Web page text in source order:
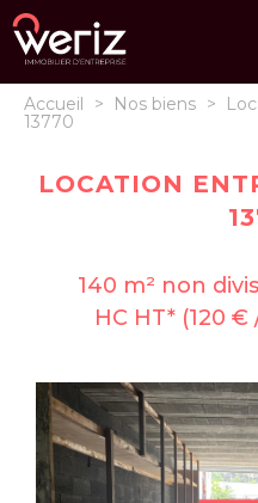
Accueil > Nos biens >
13770
LOCATION
140 m² non
HC HT* (120 €